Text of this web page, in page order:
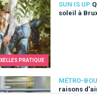
PRATIQUE
SUN IS UP
soleil à
le soleil à Bruxelles?
MÉTRO-
raisons
le métro